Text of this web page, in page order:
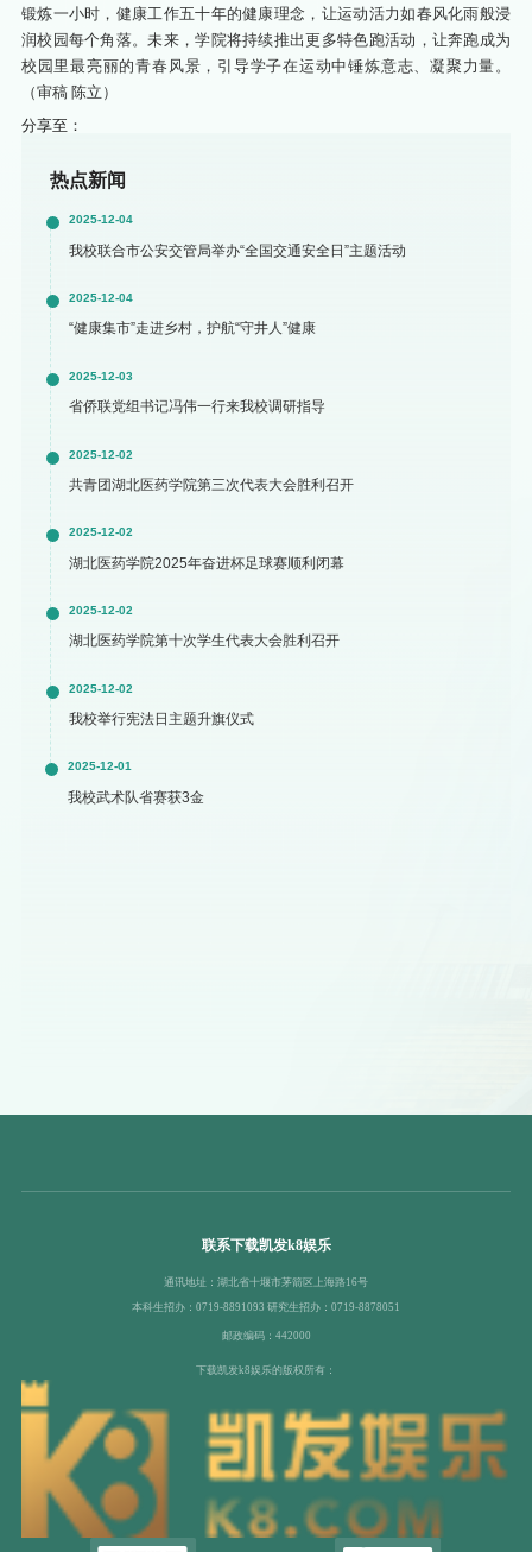
锻炼一小时，健康工作五十年的健康理念，让运动活力如春风化雨般浸
润校园每个角落。未来，学院将持续推出更多特色跑活动，让奔跑成为
校园里最亮丽的青春风景，引导学子在运动中锤炼意志、凝聚力量。
（审稿 陈立）
分享至：
热点新闻
2025-12-04
我校联合市公安交管局举办“全国交通安全日”主题活动
2025-12-04
“健康集市”走进乡村，护航“守井人”健康
2025-12-03
省侨联党组书记冯伟一行来我校调研指导
2025-12-02
共青团湖北医药学院第三次代表大会胜利召开
2025-12-02
湖北医药学院2025年奋进杯足球赛顺利闭幕
2025-12-02
湖北医药学院第十次学生代表大会胜利召开
2025-12-02
我校举行宪法日主题升旗仪式
2025-12-01
我校武术队省赛获3金
联系下载凯发k8娱乐
通讯地址：湖北省十堰市茅箭区上海路16号
本科生招办：0719-8891093 研究生招办：0719-8878051
邮政编码：442000
下载凯发k8娱乐的版权所有：